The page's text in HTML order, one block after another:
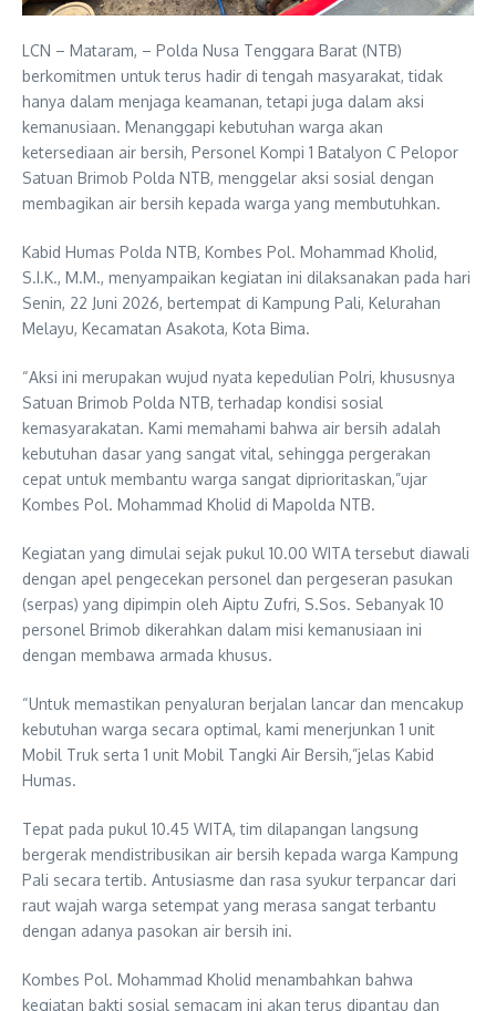
LCN – Mataram, – Polda Nusa Tenggara Barat (NTB)
berkomitmen untuk terus hadir di tengah masyarakat, tidak
hanya dalam menjaga keamanan, tetapi juga dalam aksi
kemanusiaan. Menanggapi kebutuhan warga akan
ketersediaan air bersih, Personel Kompi 1 Batalyon C Pelopor
Satuan Brimob Polda NTB, menggelar aksi sosial dengan
membagikan air bersih kepada warga yang membutuhkan.
Kabid Humas Polda NTB, Kombes Pol. Mohammad Kholid,
S.I.K., M.M., menyampaikan kegiatan ini dilaksanakan pada hari
Senin, 22 Juni 2026, bertempat di Kampung Pali, Kelurahan
Melayu, Kecamatan Asakota, Kota Bima.
“Aksi ini merupakan wujud nyata kepedulian Polri, khususnya
Satuan Brimob Polda NTB, terhadap kondisi sosial
kemasyarakatan. Kami memahami bahwa air bersih adalah
kebutuhan dasar yang sangat vital, sehingga pergerakan
cepat untuk membantu warga sangat diprioritaskan,”ujar
Kombes Pol. Mohammad Kholid di Mapolda NTB.
Kegiatan yang dimulai sejak pukul 10.00 WITA tersebut diawali
dengan apel pengecekan personel dan pergeseran pasukan
(serpas) yang dipimpin oleh Aiptu Zufri, S.Sos. Sebanyak 10
personel Brimob dikerahkan dalam misi kemanusiaan ini
dengan membawa armada khusus.
“Untuk memastikan penyaluran berjalan lancar dan mencakup
kebutuhan warga secara optimal, kami menerjunkan 1 unit
Mobil Truk serta 1 unit Mobil Tangki Air Bersih,”jelas Kabid
Humas.
Tepat pada pukul 10.45 WITA, tim dilapangan langsung
bergerak mendistribusikan air bersih kepada warga Kampung
Pali secara tertib. Antusiasme dan rasa syukur terpancar dari
raut wajah warga setempat yang merasa sangat terbantu
dengan adanya pasokan air bersih ini.
Kombes Pol. Mohammad Kholid menambahkan bahwa
kegiatan bakti sosial semacam ini akan terus dipantau dan